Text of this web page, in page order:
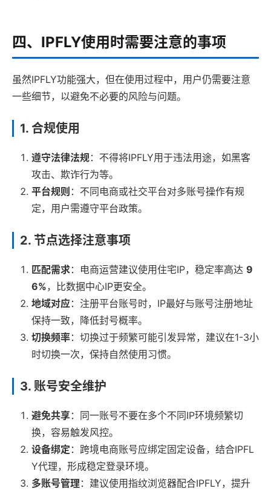
四、IPFLY使用时需要注意的事项
虽然IPFLY功能强大，但在使用过程中，用户仍需要注意
一些细节，以避免不必要的风险与问题。
1. 合规使用
遵守法律法规：不得将IPFLY用于违法用途，如黑客
攻击、欺诈行为等。
平台规则 ：不同电商或社交平台对多账号操作有规
定，用户需遵守平台政策。
2. 节点选择注意事项
匹配需求：电商运营建议使用住宅IP，稳定率高达 9
6%，比数据中心IP更安全。
地域对应：注册平台账号时，IP最好与账号注册地址
保持一致，降低封号概率。
切换频率：切换过于频繁可能引发异常，建议在1-3小
时切换一次，保持自然使用习惯。
3. 账号安全维护
避免共享：同一账号不要在多个不同IP环境频繁切
换，容易触发风控。
设备绑定 ：跨境电商账号应绑定固定设备，结合IPFL
Y代理，形成稳定登录环境。
多账号管理 ：建议使用指纹浏览器配合IPFLY，提升